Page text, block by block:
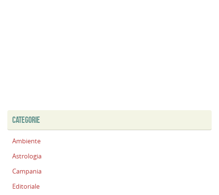
CATEGORIE
Ambiente
Astrologia
Campania
Editoriale